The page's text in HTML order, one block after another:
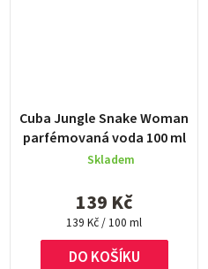
Cuba Jungle Snake Woman
parfémovaná voda 100 ml
Skladem
139 Kč
Měrná
cena:
139 Kč / 100 ml
DO KOŠÍKU